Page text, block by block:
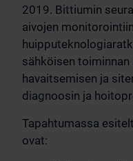
2019. Bittiumin
aivojen
sähköisen toiminnan
havaitsemisen ja
diagnoosin ja
Tapahtumassa
ovat: